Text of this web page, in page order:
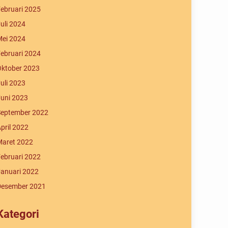
2025
2024
2024
2024
2023
2023
2023
2022
2022
2022
2022
2022
2021